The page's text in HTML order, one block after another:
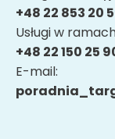
+48 22 853 20
Usługi w
+48 22 150 25
E-mail: